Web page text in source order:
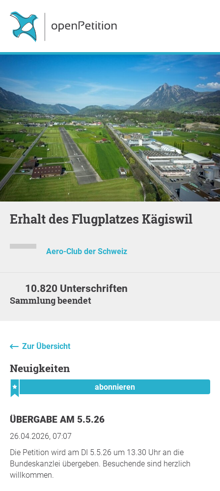
Erhalt des Flugplatzes Kägiswil
Aero-Club der Schweiz
10.820 Unterschriften
Sammlung beendet
Zur Übersicht
Neuigkeiten
abonnieren
ÜBERGABE AM 5.5.26
26.04.2026, 07:07
Die Petition wird am DI 5.5.26 um 13.30 Uhr an die
Bundeskanzlei übergeben. Besuchende sind herzlich
willkommen.